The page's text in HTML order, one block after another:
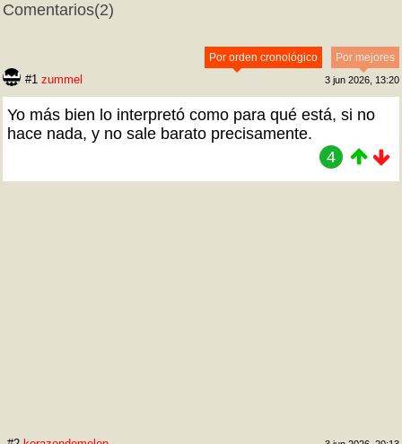
Comentarios(2)
Por mejores
Por orden cronológico
#1 zummel 3 jun 2026, 13:20
Yo más bien lo interpretó como para qué está, si no
hace nada, y no sale barato precisamente.
4